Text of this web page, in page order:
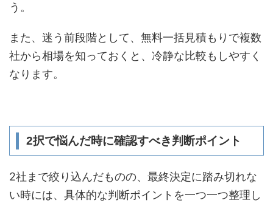
う。
また、迷う前段階として、無料一括見積もりで複数
社から相場を知っておくと、冷静な比較もしやすく
なります。
2択で悩んだ時に確認すべき判断ポイント
2社まで絞り込んだものの、最終決定に踏み切れな
い時には、具体的な判断ポイントを一つ一つ整理し